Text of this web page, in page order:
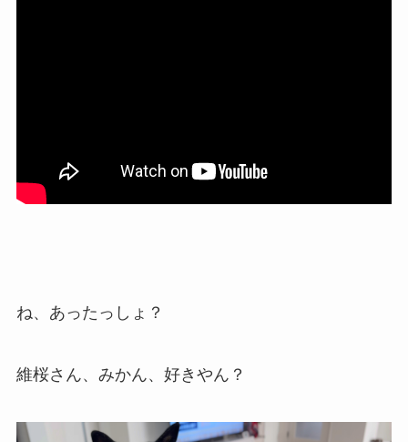
ね、あったっしょ？
維桜さん、みかん、好きやん？